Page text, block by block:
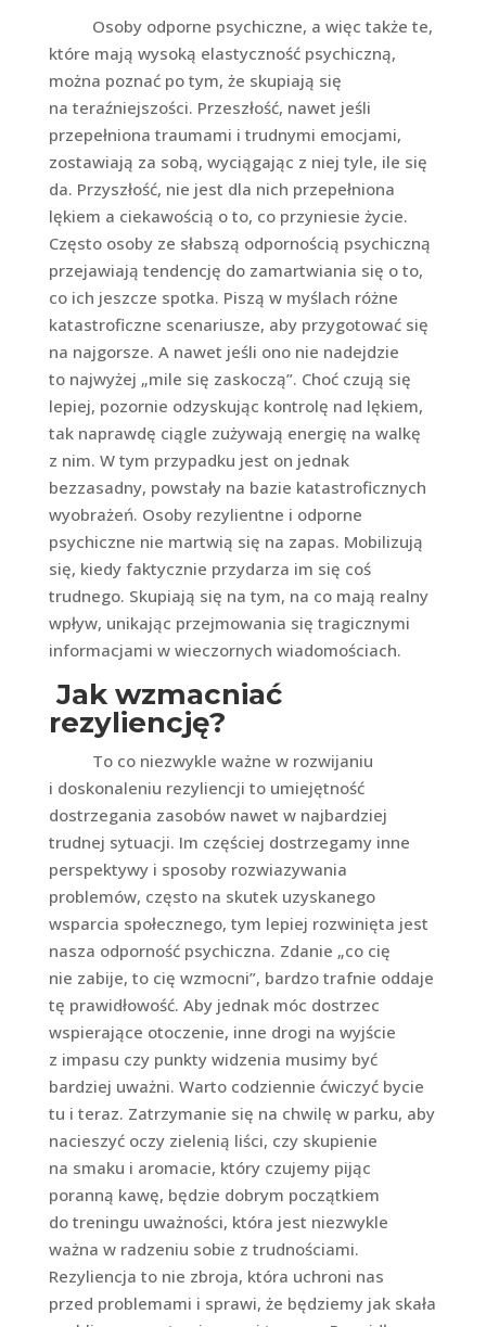
Osoby odporne psychiczne, a więc także te,
które mają wysoką elastyczność psychiczną,
można poznać po tym, że skupiają się
na teraźniejszości. Przeszłość, nawet jeśli
przepełniona traumami i trudnymi emocjami,
zostawiają za sobą, wyciągając z niej tyle, ile się
da. Przyszłość, nie jest dla nich przepełniona
lękiem a ciekawością o to, co przyniesie życie.
Często osoby ze słabszą odpornością psychiczną
przejawiają tendencję do zamartwiania się o to,
co ich jeszcze spotka. Piszą w myślach różne
katastroficzne scenariusze, aby przygotować się
na najgorsze. A nawet jeśli ono nie nadejdzie
to najwyżej „mile się zaskoczą”. Choć czują się
lepiej, pozornie odzyskując kontrolę nad lękiem,
tak naprawdę ciągle zużywają energię na walkę
z nim. W tym przypadku jest on jednak
bezzasadny, powstały na bazie katastroficznych
wyobrażeń. Osoby rezylientne i odporne
psychiczne nie martwią się na zapas. Mobilizują
się, kiedy faktycznie przydarza im się coś
trudnego. Skupiają się na tym, na co mają realny
wpływ, unikając przejmowania się tragicznymi
informacjami w wieczornych wiadomościach.
Jak wzmacniać
rezyliencję?
To co niezwykle ważne w rozwijaniu
i doskonaleniu rezyliencji to umiejętność
dostrzegania zasobów nawet w najbardziej
trudnej sytuacji. Im częściej dostrzegamy inne
perspektywy i sposoby rozwiazywania
problemów, często na skutek uzyskanego
wsparcia społecznego, tym lepiej rozwinięta jest
nasza odporność psychiczna. Zdanie „co cię
nie zabije, to cię wzmocni”, bardzo trafnie oddaje
tę prawidłowość. Aby jednak móc dostrzec
wspierające otoczenie, inne drogi na wyjście
z impasu czy punkty widzenia musimy być
bardziej uważni. Warto codziennie ćwiczyć bycie
tu i teraz. Zatrzymanie się na chwilę w parku, aby
nacieszyć oczy zielenią liści, czy skupienie
na smaku i aromacie, który czujemy pijąc
poranną kawę, będzie dobrym początkiem
do treningu uważności, która jest niezwykle
ważna w radzeniu sobie z trudnościami.
Rezyliencja to nie zbroja, która uchroni nas
przed problemami i sprawi, że będziemy jak skała